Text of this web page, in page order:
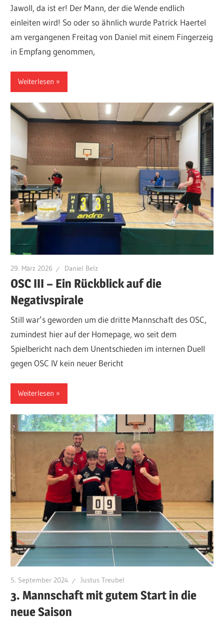
Jawoll, da ist er! Der Mann, der die Wende endlich
einleiten wird! So oder so ähnlich wurde Patrick Haertel
am vergangenen Freitag von Daniel mit einem Fingerzeig
in Empfang genommen,
Weiterlesen
29. März 2026 Daniel Belz
OSC III – Ein Rückblick auf die
Negativspirale
Still war’s geworden um die dritte Mannschaft des OSC,
zumindest hier auf der Homepage, wo seit dem
Spielbericht nach dem Unentschieden im internen Duell
gegen OSC IV kein neuer Bericht
Weiterlesen
5. September 2024 Justus Treubel
3. Mannschaft mit gutem Start in die
neue Saison